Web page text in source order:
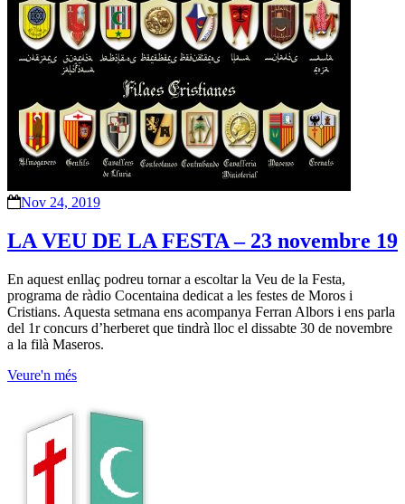
Nov 24, 2019
LA VEU DE LA FESTA – 23 novembre 19
En aquest enllaç podreu tornar a escoltar la Veu de la Festa,
programa de ràdio Cocentaina dedicat a les festes de Moros i
Cristians. Aquesta setmana ens acompanya Ferran Albors i ens parla
del 1r concurs d’herberet que tindrà lloc el dissabte 30 de novembre
a la filà Maseros.
Veure'n més